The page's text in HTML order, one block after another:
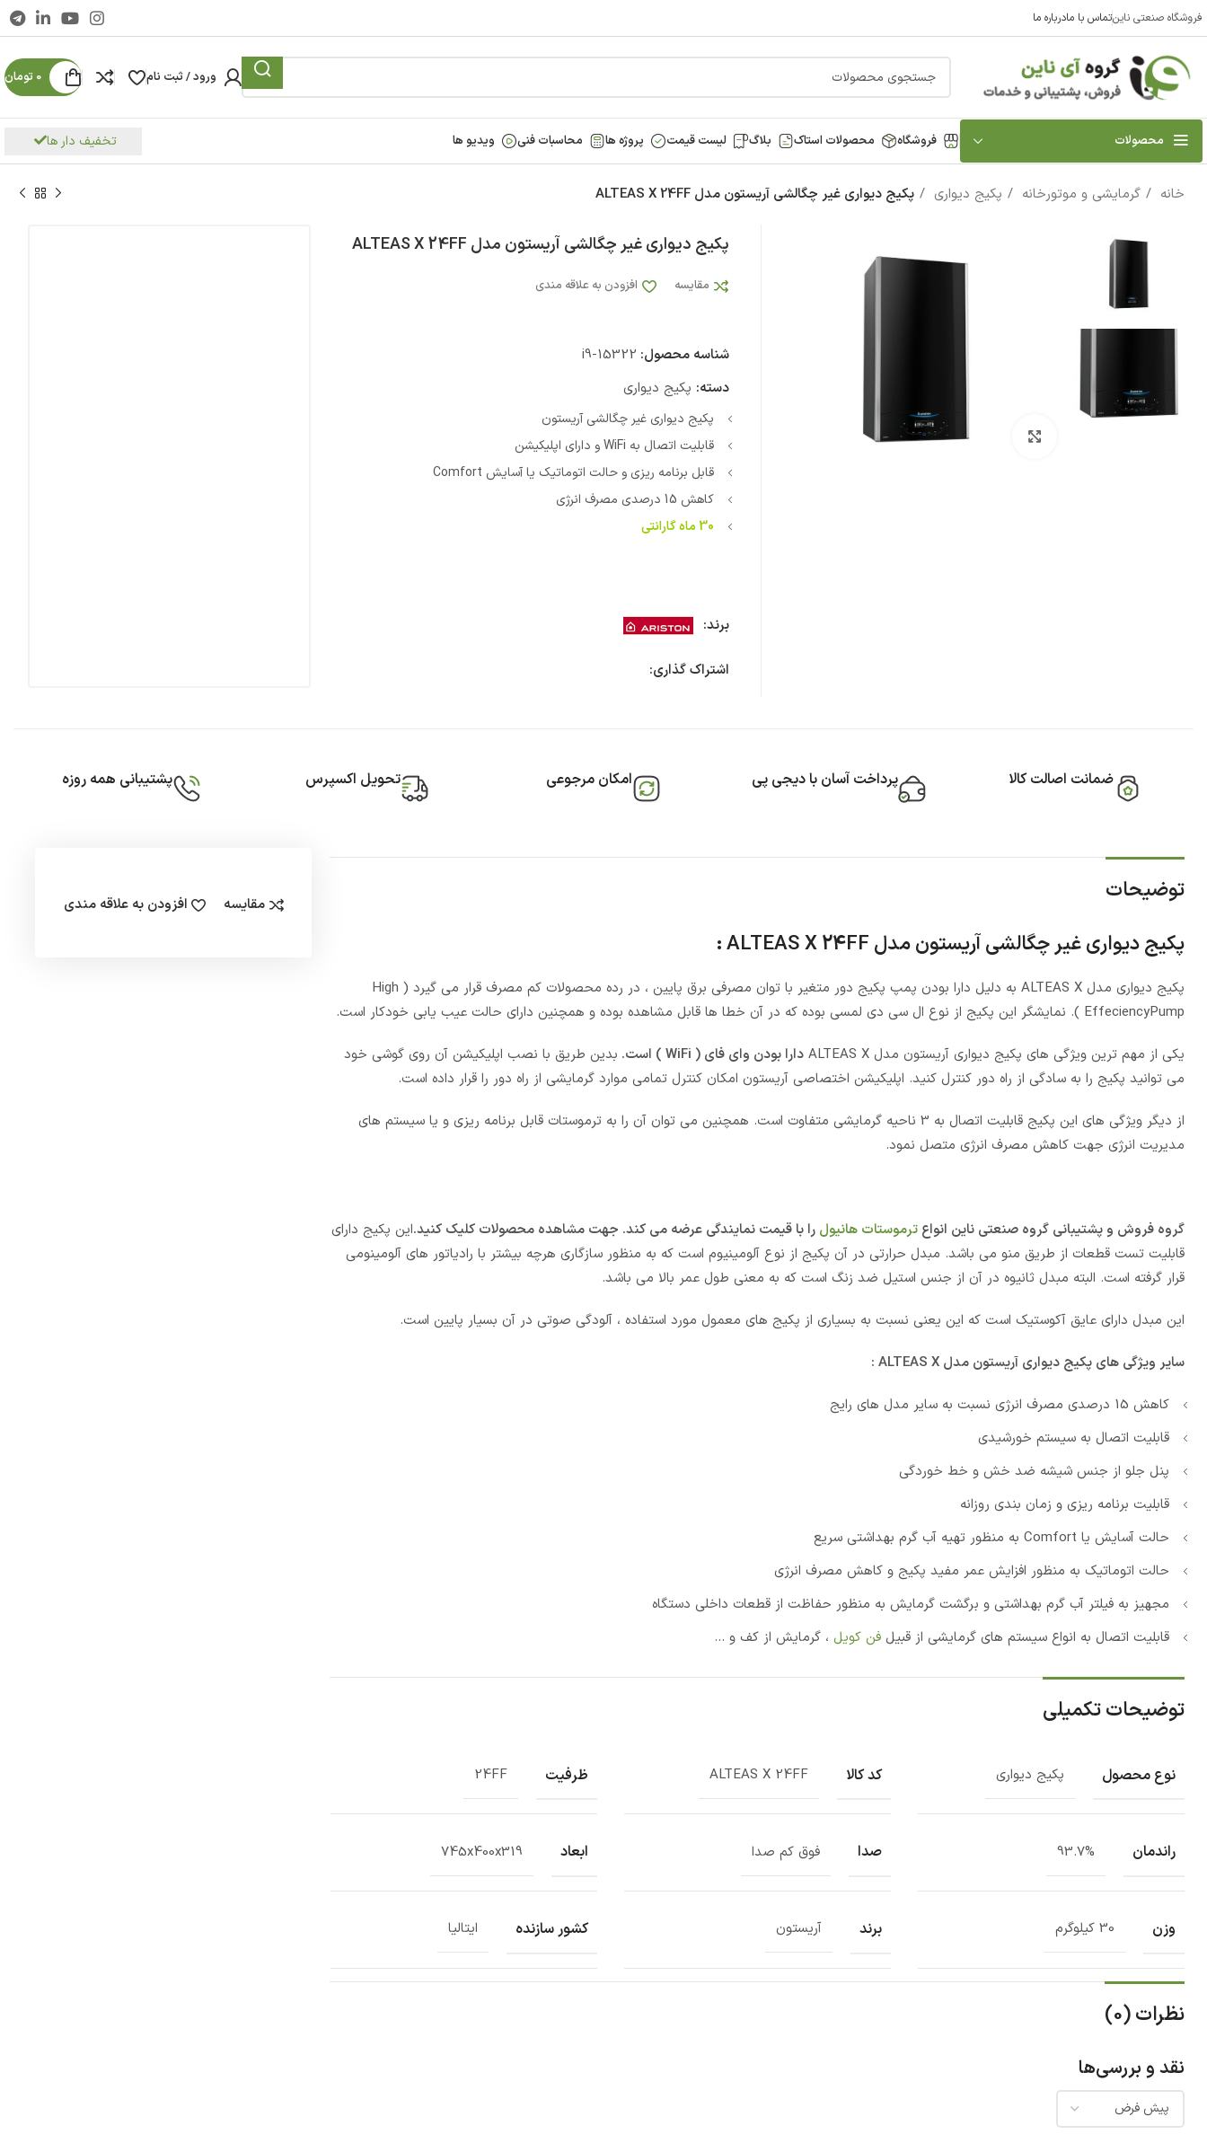
فروشگاه صنعتی ناینتماس با مادرباره ما
ورود / ثبت نام 0 تومان
محصولات فروشگاه محصولات استاک بلاگ لیست قیمت پروژه ها محاسبات فنی ویدیو ها تخفیف دار ها
خانه گرمایشی و موتورخانه پکیج دیواری پکیج دیواری غیر چگالشی آریستون مدل ALTEAS X 24FF
بزرگنمایی تصویر
پکیج دیواری غیر چگالشی آریستون مدل ALTEAS X 24FF
مقایسه افزودن به علاقه مندی
شناسه محصول: i9-15322
دسته: پکیج دیواری
پکیج دیواری غیر چگالشی آریستون
قابلیت اتصال به WiFi و دارای اپلیکیشن
قابل برنامه ریزی و حالت اتوماتیک یا آسایش Comfort
کاهش 15 درصدی مصرف انرژی
30 ماه گارانتی
برند:
اشتراک گذاری:
ضمانت اصالت کالا پرداخت آسان با دیجی پی امکان مرجوعی تحویل اکسپرس پشتیبانی همه روزه
توضیحات
پکیج دیواری غیر چگالشی آریستون مدل ALTEAS X 24FF :
پکیج دیواری مدل ALTEAS X به دلیل دارا بودن پمپ پکیج دور متغیر با توان مصرفی برق پایین ، در رده محصولات کم مصرف قرار می گیرد ( High
EffeciencyPump ). نمایشگر این پکیج از نوع ال سی دی لمسی بوده که در آن خطا ها قابل مشاهده بوده و همچنین دارای حالت عیب یابی خودکار است.
یکی از مهم ترین ویژگی های پکیج دیواری آریستون مدل ALTEAS X دارا بودن وای فای ( WiFi ) است.
بدین طریق با نصب اپلیکیشن آن روی گوشی خود
می توانید پکیج را به سادگی از راه دور کنترل کنید. اپلیکیشن اختصاصی آریستون امکان کنترل تمامی موارد گرمایشی از راه دور را قرار داده است.
از دیگر ویژگی های این پکیج قابلیت اتصال به 3 ناحیه گرمایشی متفاوت است. همچنین می توان آن را به ترموستات قابل برنامه ریزی و یا سیستم های
مدیریت انرژی جهت کاهش مصرف انرژی متصل نمود.
گروه فروش و پشتیبانی گروه صنعتی ناین انواع ترموستات هانیول را با قیمت نمایندگی عرضه می کند. جهت مشاهده محصولات کلیک کنید.این پکیج دارای
قابلیت تست قطعات از طریق منو می باشد. مبدل حرارتی در آن پکیج از نوع آلومینیوم است که به منظور سازگاری هرچه بیشتر با رادیاتور های آلومینومی
قرار گرفته است. البته مبدل ثانیوه در آن از جنس استیل ضد زنگ است که به معنی طول عمر بالا می باشد.
این مبدل دارای عایق آکوستیک است که این یعنی نسبت به بسیاری از پکیج های معمول مورد استفاده ، آلودگی صوتی در آن بسیار پایین است.
سایر ویژگی های پکیج دیواری آریستون مدل ALTEAS X :
کاهش 15 درصدی مصرف انرژی نسبت به سایر مدل های رایج
قابلیت اتصال به سیستم خورشیدی
پنل جلو از جنس شیشه ضد خش و خط خوردگی
قابلیت برنامه ریزی و زمان بندی روزانه
حالت آسایش یا Comfort به منظور تهیه آب گرم بهداشتی سریع
حالت اتوماتیک به منظور افزایش عمر مفید پکیج و کاهش مصرف انرژی
مجهیز به فیلتر آب گرم بهداشتی و برگشت گرمایش به منظور حفاظت از قطعات داخلی دستگاه
قابلیت اتصال به انواع سیستم های گرمایشی از قبیل فن کویل ، گرمایش از کف و …
توضیحات تکمیلی
نوع محصول پکیج دیواری کد کالا ALTEAS X 24FF ظرفیت 24FF
راندمان 93.7% صدا فوق کم صدا ابعاد 745x400x319
وزن 30 کیلوگرم برند آریستون کشور سازنده ایتالیا
نظرات (0)
نقد و بررسی‌ها
مقایسه افزودن به علاقه مندی